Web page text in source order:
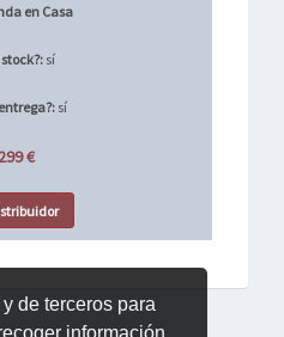
de terceros para
información
en Casa
stock?: sí
sí
299 €